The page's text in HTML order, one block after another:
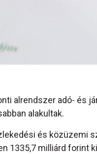
alrendszer adó- és
alakultak.
és közüzemi
1335,7 milliárd forint